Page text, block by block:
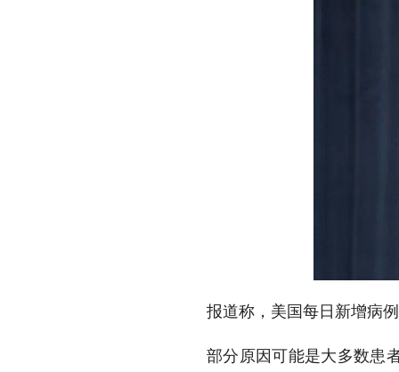
报道称，美国每日新增病
部分原因可能是大多数患